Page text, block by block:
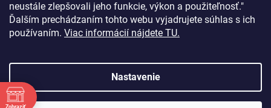
neustále zlepšovali jeho funkcie, výkon a použiteľnosť."
Ďalším prechádzaním tohto webu vyjadrujete súhlas s ich
používaním. Viac informácií nájdete TU.
Nastavenie
google-map-generator.com
Vytvoril Shoptet
Zobraziť